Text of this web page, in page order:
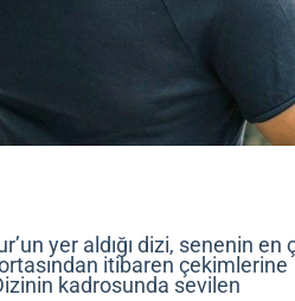
yer aldığı dizi, senenin en
itibaren çekimlerine
kadrosunda sevilen